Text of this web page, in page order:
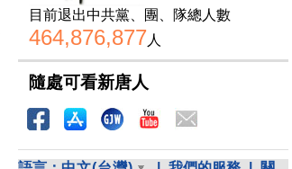
目前退出中共黨、團、隊總人數
464,876,877人
隨處可看新唐人